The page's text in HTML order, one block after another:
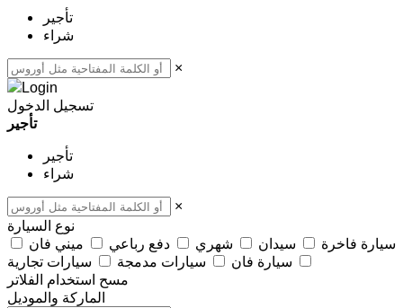
تأجير
شراء
×
تسجيل الدخول
تأجير
تأجير
شراء
×
نوع السيارة
سيارة فاخرة
سيدان شهري دفع رباعي
ميني فان
سيارة فان
سيارات مدمجة
سيارات تجارية
مسح استخدام الفلاتر
الماركة والموديل